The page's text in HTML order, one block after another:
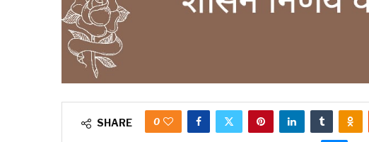
SHARE 0